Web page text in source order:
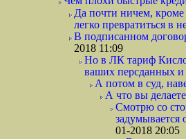
Да почти ничем, кроме
легко превратиться в
В подписанном
2018 11:09
Но в ЛК тариф
ваших персданных
А потом в суд,
А что вы
Смотрю со
01-2018 20:05